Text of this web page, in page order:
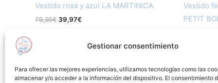
Gestionar consentimiento
Para ofrecer las mejores experiencias, utilizamos tecnologías como las
almacenar y/o acceder a la información del dispositivo. El consentimiento
Vestido rosa y azul LA MARTINICA
79,95€39,97€
página
Añadir a lista de deseos
Vestido
PETIT